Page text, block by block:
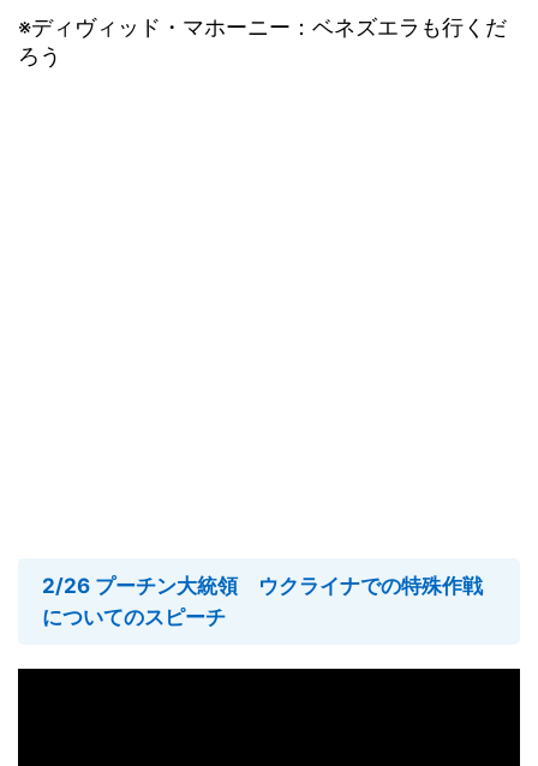
※ディヴィッド・マホーニー：ベネズエラも行くだ
ろう
2/26 プーチン大統領 ウクライナでの特殊作戦
についてのスピーチ